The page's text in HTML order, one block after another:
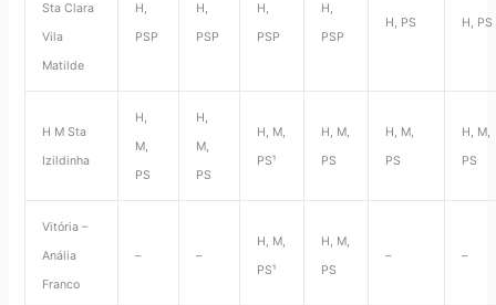
Sta Clara
Vila
Matilde
H,
PSP
H,
PSP
H,
PSP
H,
PSP
H, PS H, PS
H M Sta
Izildinha
H,
M,
PS
H,
M,
PS
H, M,
PS¹
H, M,
PS
H, M,
PS
H, M,
PS
Vitória –
Anália
Franco
– –
H, M,
PS¹
H, M,
PS
– –